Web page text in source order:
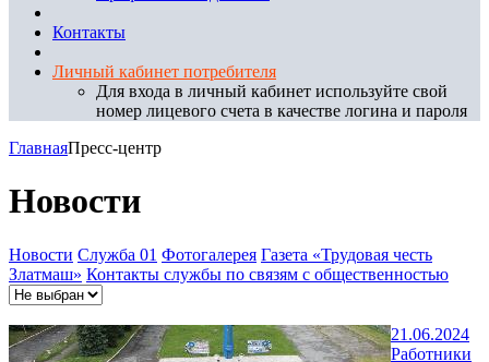
Контакты
Личный кабинет потребителя
Для входа в личный кабинет используйте свой
номер лицевого счета в качестве логина и пароля
ГлавнаяПресс-центр
Новости
Новости Служба 01 Фотогалерея Газета «Трудовая честь
Златмаш» Контакты службы по связям с общественностью
21.06.2024
Работники